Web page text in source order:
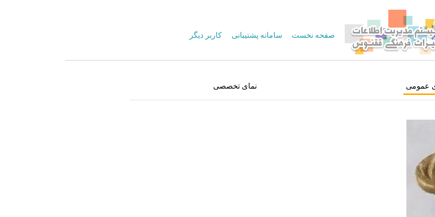
صفحه نخست سامانه پشتیبانی کاربر دیگر
عمومی نمای تخصصی